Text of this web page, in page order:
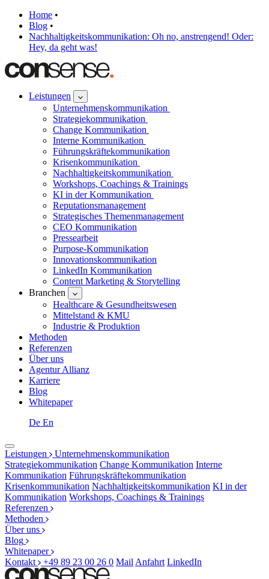
Home •
Blog •
Nachhaltigkeitskommunikation: Oh no, anstrengend! Oder:
Hey, da geht was!
Leistungen
Unternehmenskommunikation
Strategiekommunikation
Change Kommunikation
Interne Kommunikation
Führungskräftekommunikation
Krisenkommunikation
Nachhaltigkeitskommunikation
Workshops, Coachings & Trainings
KI in der Kommunikation
Reputationsmanagement
Strategisches Themenmanagement
CEO Kommunikation
Pressearbeit
Purpose-Kommunikation
Innovationskommunikation
LinkedIn Kommunikation
Content Marketing & Storytelling
Branchen
Healthcare & Gesundheitswesen
Mittelstand & KMU
Industrie & Produktion
Methoden
Referenzen
Über uns
Agentur Allianz
Karriere
Blog
Whitepaper
De En
Leistungen
Unternehmenskommunikation
Strategiekommunikation Change Kommunikation Interne
Kommunikation Führungskräftekommunikation
Krisenkommunikation Nachhaltigkeitskommunikation KI in der
Kommunikation Workshops, Coachings & Trainings
Referenzen
Methoden
Über uns
Blog
Whitepaper
Kontakt
+49 89 23 00 26 0 MailAnfahrt LinkedIn